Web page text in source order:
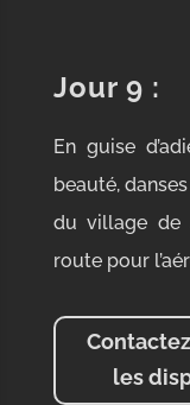
Jour 9 :
En guise
beauté,
du village de
route pour
les